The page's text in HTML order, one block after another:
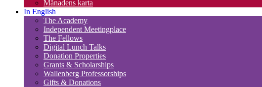
Månadens karta
In English
The Academy
Independent Meetingplace
The Fellows
Digital Lunch Talks
Donation Properties
Grants & Scholarships
Wallenberg Professorships
Gifts & Donations